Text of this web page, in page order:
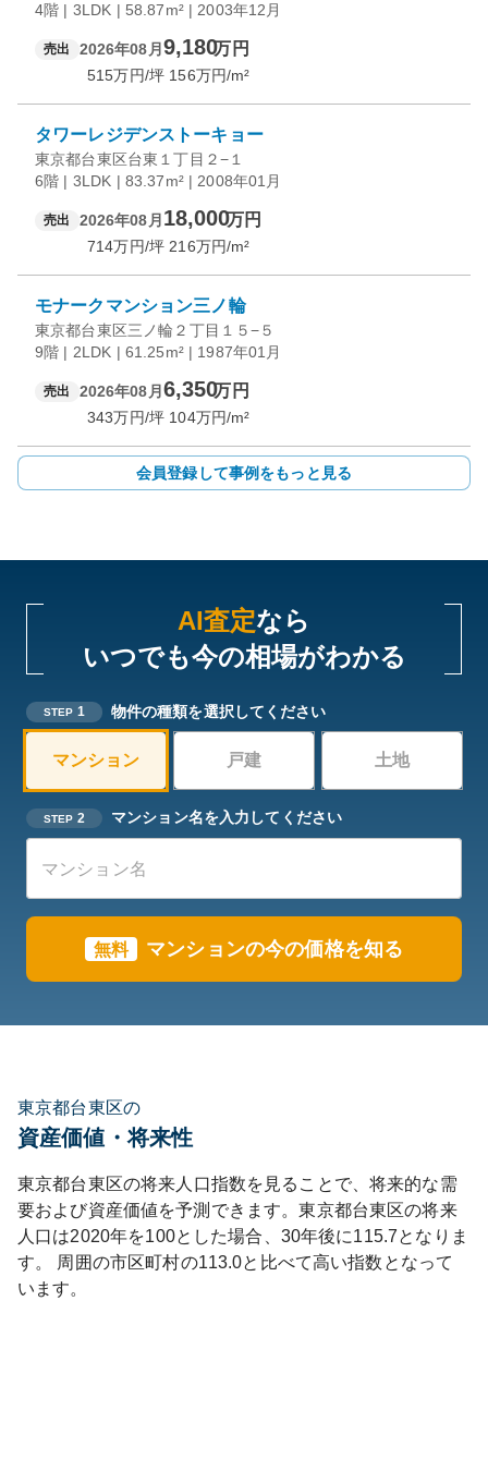
4階 | 3LDK | 58.87m² | 2003年12月
売出 2026年08月 9,180万円
515万円/坪 156万円/m²
タワーレジデンストーキョー
東京都台東区台東１丁目２−１
6階 | 3LDK | 83.37m² | 2008年01月
売出 2026年08月 18,000万円
714万円/坪 216万円/m²
モナークマンション三ノ輪
東京都台東区三ノ輪２丁目１５−５
9階 | 2LDK | 61.25m² | 1987年01月
売出 2026年08月 6,350万円
343万円/坪 104万円/m²
会員登録して事例をもっと見る
AI査定なら
いつでも今の相場がわかる
STEP 1 物件の種類を選択してください
マンション 戸建 土地
STEP 2 マンション名を入力してください
無料 マンションの今の価格を知る
東京都台東区の
資産価値・将来性
東京都台東区の将来人口指数を見ることで、将来的な需
要および資産価値を予測できます。東京都台東区の将来
人口は2020年を100とした場合、30年後に115.7となりま
す。
周囲の市区町村の113.0と比べて高い指数となって
います。